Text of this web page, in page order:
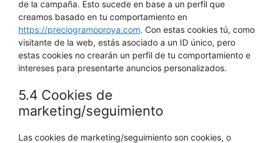
de la campaña. Esto sucede en base a un perfil que
creamos basado en tu comportamiento en
https://preciogramooroya.com. Con estas cookies tú, como
visitante de la web, estás asociado a un ID único, pero
estas cookies no crearán un perfil de tu comportamiento e
intereses para presentarte anuncios personalizados.
5.4 Cookies de
marketing/seguimiento
Las cookies de marketing/seguimiento son cookies, o